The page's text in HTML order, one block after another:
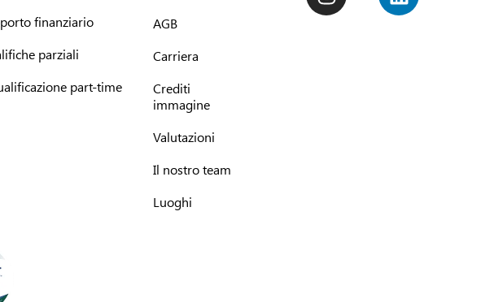
finanziario
parziali
part-time
AGB
Carriera
Crediti
immagine
Valutazioni
Il nostro team
Luoghi